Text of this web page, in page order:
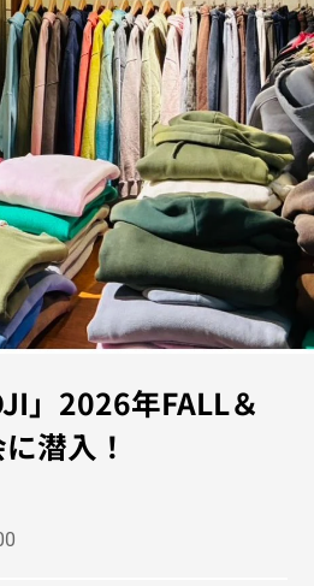
」2026年FALL＆
潜入！